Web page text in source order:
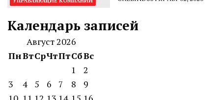
Календарь записей
Август 2026
ПнВтСрЧтПтСбВс
1
2
3
4 5 6 7 8
9